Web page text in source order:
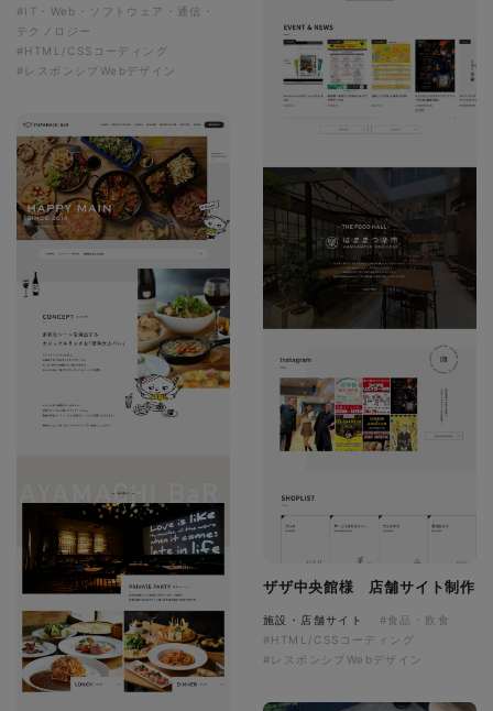
#IT・Web・ソフトウェア・通信・
テクノロジー
#HTML/CSSコーディング
#レスポンシブWebデザイン
ザザ中央館様 店舗サイト制作
施設・店舗サイト
#食品・飲食
#HTML/CSSコーディング
#レスポンシブWebデザイン